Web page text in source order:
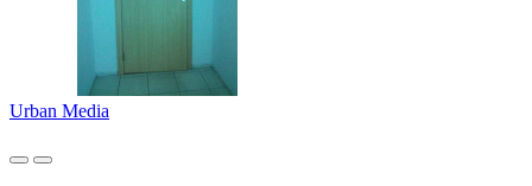
Urban Media